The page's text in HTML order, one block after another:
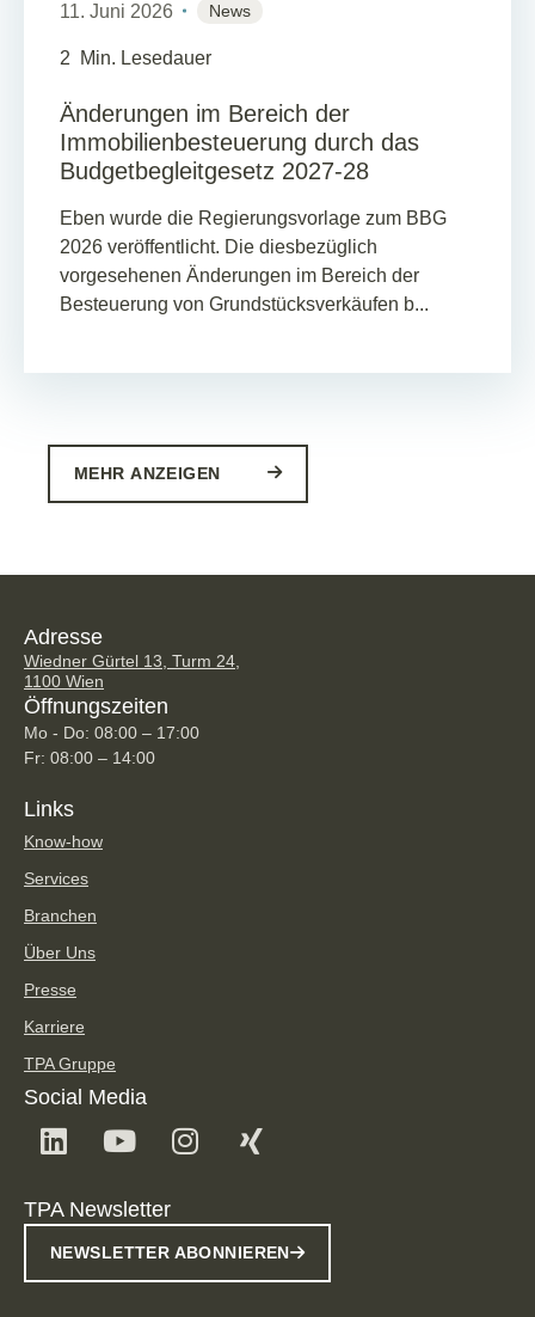
11. Juni 2026 News
2 Min. Lesedauer
Änderungen im Bereich der
Immobilienbesteuerung durch das
Budgetbegleitgesetz 2027-28
Eben wurde die Regierungsvorlage zum BBG
2026 veröffentlicht. Die diesbezüglich
vorgesehenen Änderungen im Bereich der
Besteuerung von Grundstücksverkäufen b...
MEHR ANZEIGEN
Adresse
Wiedner Gürtel 13, Turm 24,
1100 Wien
Öffnungszeiten
Mo - Do: 08:00 – 17:00
Fr: 08:00 – 14:00
Links
Know-how
Services
Branchen
Über Uns
Presse
Karriere
TPA Gruppe
Social Media
TPA Newsletter
NEWSLETTER ABONNIEREN